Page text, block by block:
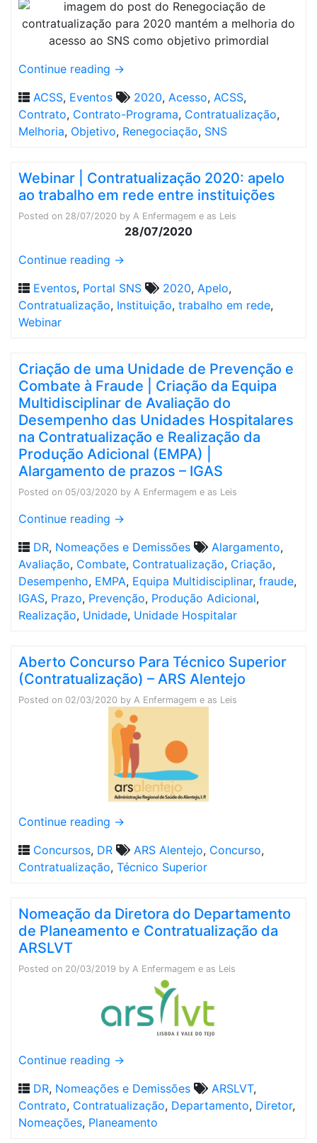
Continue reading →
ACSS, Eventos 2020, Acesso, ACSS,
Contrato, Contrato-Programa, Contratualização,
Melhoria, Objetivo, Renegociação, SNS
Webinar | Contratualização 2020: apelo
ao trabalho em rede entre instituições
Posted on 28/07/2020 by A Enfermagem e as Leis
28/07/2020
Continue reading →
Eventos, Portal SNS 2020, Apelo,
Contratualização, Instituição, trabalho em rede,
Webinar
Criação de uma Unidade de Prevenção e
Combate à Fraude | Criação da Equipa
Multidisciplinar de Avaliação do
Desempenho das Unidades Hospitalares
na Contratualização e Realização da
Produção Adicional (EMPA) |
Alargamento de prazos – IGAS
Posted on 05/03/2020 by A Enfermagem e as Leis
Continue reading →
DR, Nomeações e Demissões Alargamento,
Avaliação, Combate, Contratualização, Criação,
Desempenho, EMPA, Equipa Multidisciplinar, fraude,
IGAS, Prazo, Prevenção, Produção Adicional,
Realização, Unidade, Unidade Hospitalar
Aberto Concurso Para Técnico Superior
(Contratualização) – ARS Alentejo
Posted on 02/03/2020 by A Enfermagem e as Leis
Continue reading →
Concursos, DR ARS Alentejo, Concurso,
Contratualização, Técnico Superior
Nomeação da Diretora do Departamento
de Planeamento e Contratualização da
ARSLVT
Posted on 20/03/2019 by A Enfermagem e as Leis
Continue reading →
DR, Nomeações e Demissões ARSLVT,
Contrato, Contratualização, Departamento, Diretor,
Nomeações, Planeamento